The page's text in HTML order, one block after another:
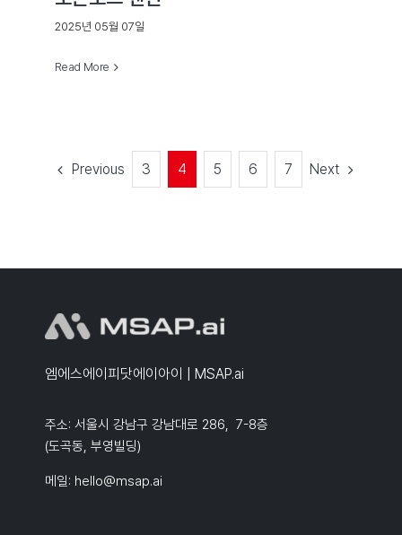
2025년 05월 07일
Read More
Previous 3 4 5 6 7 Next
엠에스에이피닷에이아이 | MSAP.ai
주소: 서울시 강남구 강남대로 286, 7-8층
(도곡동, 부영빌딩)
메일: hello@msap.ai